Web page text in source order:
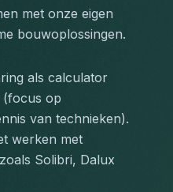
met onze eigen
bouwoplossingen.
als calculator
(focus op
van technieken).
werken met
Solibri, Dalux